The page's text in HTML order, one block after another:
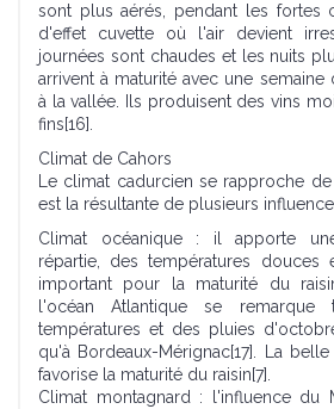
sont plus aérés, pendant les fortes
d'effet cuvette où l'air devient
journées sont chaudes et les nuits
arrivent à maturité avec une
à la vallée. Ils produisent des vins
fins[16].
Climat de Cahors
Le climat cadurcien se rapproche
est la résultante de plusieurs
Climat océanique : il apporte
répartie, des températures douces
important pour la maturité du
l'océan Atlantique se remarque
températures et des pluies
qu'à Bordeaux-Mérignac[17]. La
favorise la maturité du raisin[7].
Climat montagnard : l'influence du